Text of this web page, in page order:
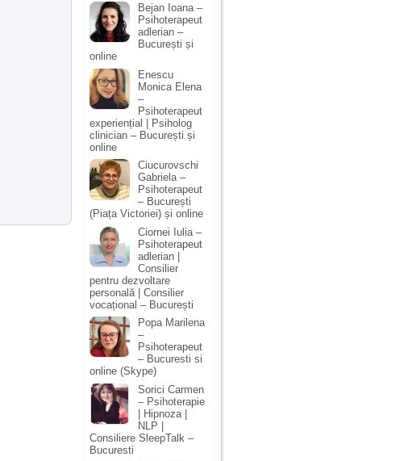
Bejan Ioana –
Psihoterapeut
adlerian –
București și
online
Enescu
Monica Elena
–
Psihoterapeut
experiențial | Psiholog
clinician – București și
online
Ciucurovschi
Gabriela –
Psihoterapeut
– București
(Piața Victoriei) și online
Ciornei Iulia –
Psihoterapeut
adlerian |
Consilier
pentru dezvoltare
personală | Consilier
vocațional – București
Popa Marilena
–
Psihoterapeut
– Bucuresti si
online (Skype)
Sorici Carmen
– Psihoterapie
| Hipnoza |
NLP |
Consiliere SleepTalk –
Bucuresti